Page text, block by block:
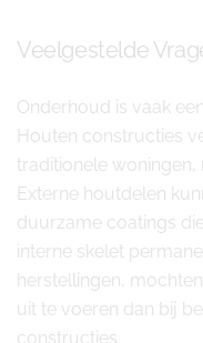
Veelgestelde
Onderhoud is vaak
Houten constructies
traditionele
Externe houtdelen
duurzame coatings
interne skelet
herstellingen,
uit te voeren dan bij
constructies.